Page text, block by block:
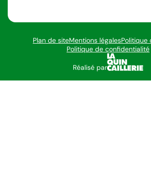
Plan de siteMentions légalesPolitique
Politique de confidentialité
Réalisé par